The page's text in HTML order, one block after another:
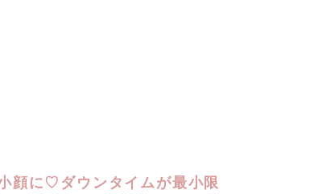
顔に♡ダウンタイムが最小限